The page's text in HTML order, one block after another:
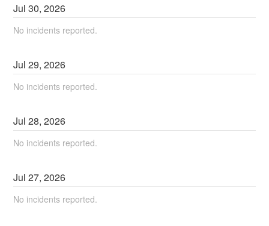
Jul30,2026
No incidents reported.
Jul29,2026
No incidents reported.
Jul28,2026
No incidents reported.
Jul27,2026
No incidents reported.